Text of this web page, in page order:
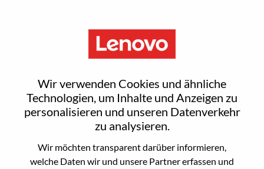
Wir verwenden Cookies und ähnliche
Technologien, um Inhalte und Anzeigen zu
personalisieren und unseren Datenverkehr
zu analysieren.
Wir möchten transparent darüber informieren,
welche Daten wir und unsere Partner erfassen und
Reset password
Are you sure you want to reset your